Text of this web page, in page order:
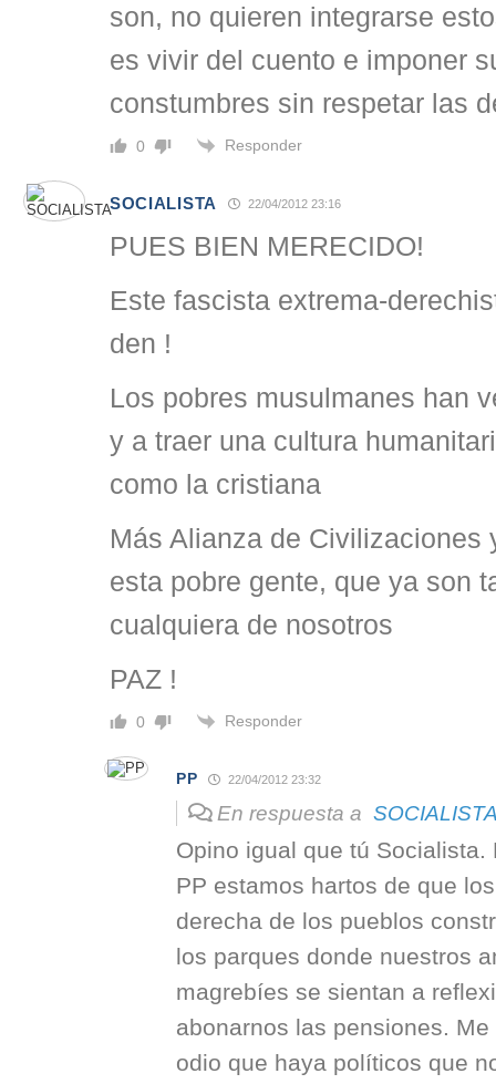
son, no quieren integrarse
es vivir del cuento e imponer
constumbres sin respetar las
0 Responder
SOCIALISTA 22/04/2012 23:16
PUES BIEN MERECIDO!
Este fascista extrema-
den !
Los pobres musulmanes han
y a traer una cultura
como la cristiana
Más Alianza de Civilizaciones
esta pobre gente, que ya son
cualquiera de nosotros
PAZ !
0 Responder
PP 22/04/2012 23:32
En respuesta a
Opino igual que tú
PP estamos hartos de que
derecha de los pueblos
los parques donde nuestros
magrebíes se sientan a
abonarnos las pensiones.
odio que haya políticos que